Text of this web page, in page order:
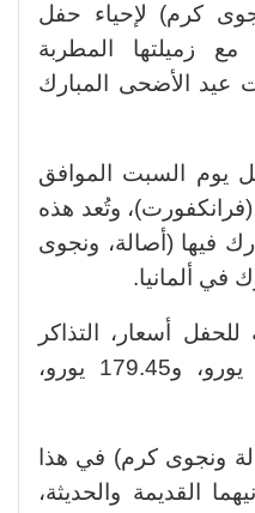
كرم) لإحياء حفل
زميلتها المطربة
عيد الأضحى المبارك
يوم السبت الموافق
(فرانكفورت)، وتُعد هذه
فيها (أصالة، ونجوى
ألمانيا.
أسعار، التذاكر
التي تتراوح بين 139.85 يورو، و179.45 يورو،
ونجوى كرم) في هذا
القديمة والحديثة،